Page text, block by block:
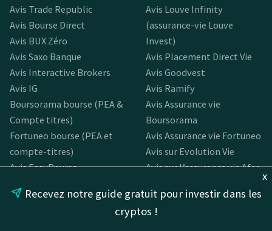
x
Recevez notre guide gratuit pour investir dans les
cryptos !
Avis Trade Republic
Avis Bourse Direct
Avis BUX Zéro
Avis Saxo Banque
Avis Interactive Brokers
Avis IG
Boursorama bourse (PEA &
Compte titres)
Fortuneo bourse (PEA et
compte-titres)
Avis EasyBourse
Avis Louve Infinity
(assurance-vie Louve
Invest)
Avis Placement Direct Vie
Avis Goodvest
Avis Ramify
Avis Assurance vie
Boursorama
Avis Assurance vie Fortuneo
Avis sur Evolution Vie
Avis sur l’assurance vie Afer
Cachemire 2